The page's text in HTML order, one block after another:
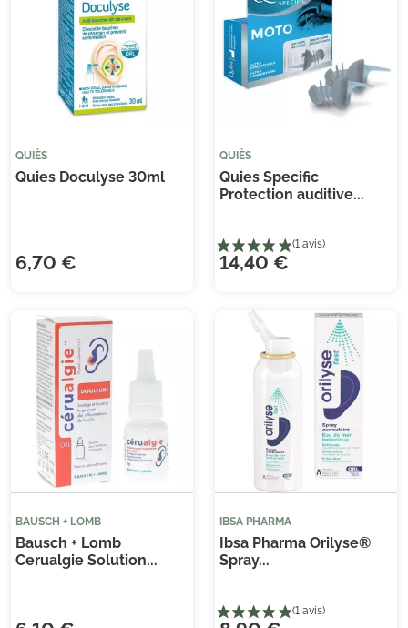
QUIÈS
Quies Doculyse 30ml
6,70 €
QUIÈS
Quies Specific
Protection auditive...
14,40 €
BAUSCH + LOMB
Bausch + Lomb
Cerualgie Solution...
IBSA PHARMA
Ibsa Pharma Orilyse®
Spray...